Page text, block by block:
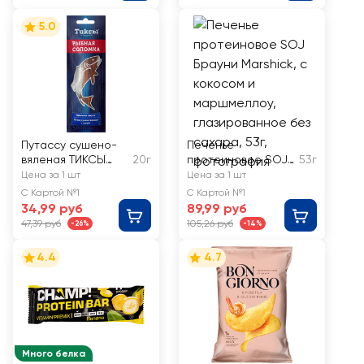
5.0
Путассу сушено-
вяленая ТИКСЫ
соломка с перцем
20г
Цена за 1 шт
С Картой №1
34,99 руб
47,39 руб -26%
Печенье
протеиновое SOJ
Брауни Marshick, с
кокосом и
маршмеллоу,
глазированное без
сахара
53г
Цена за 1 шт
С Картой №1
89,99 руб
105,26 руб -14%
Много белка
4.4 4.7